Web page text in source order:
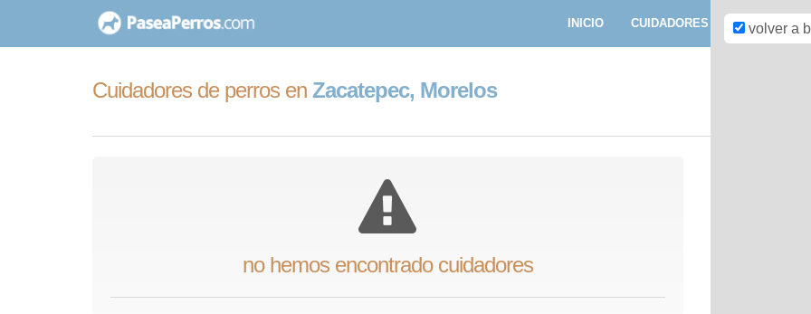
contenido
INICIO CUIDADORES
Cuidadores de perros en Zacatepec, Morelos
no hemos encontrado cuidadores
volver a